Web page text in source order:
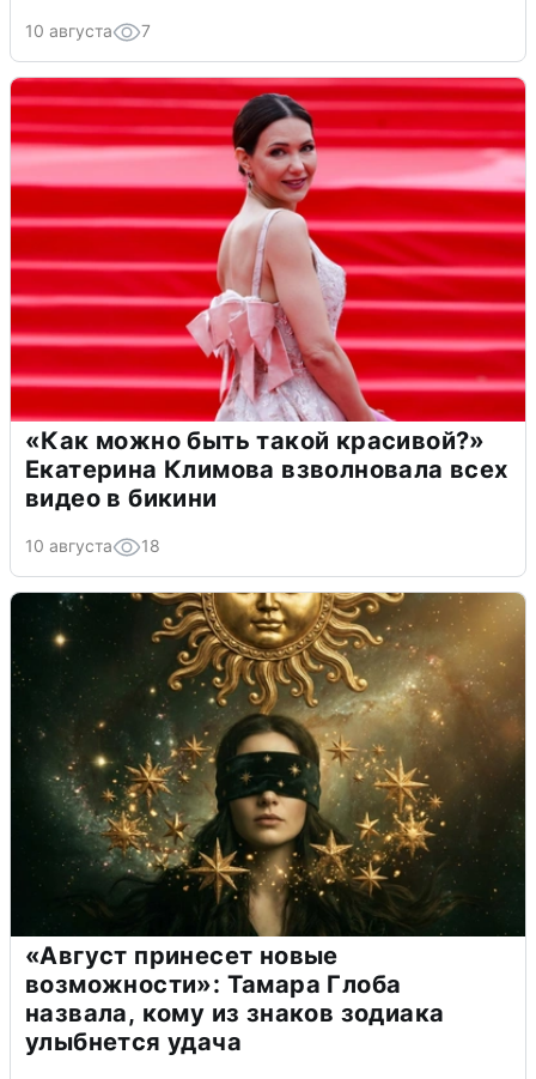
10 августа 7
«Как можно быть такой красивой?»
Екатерина Климова взволновала всех
видео в бикини
10 августа 18
«Август принесет новые
возможности»: Тамара Глоба
назвала, кому из знаков зодиака
улыбнется удача